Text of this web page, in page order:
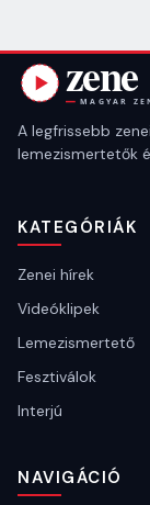
A legfrissebb
lemezismertetők
KATEGÓRIÁK
Zenei hírek
Videóklipek
Lemezismertető
Fesztiválok
Interjú
NAVIGÁCIÓ